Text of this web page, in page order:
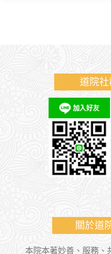
道院社
關於道
本院本著妙善、服務、